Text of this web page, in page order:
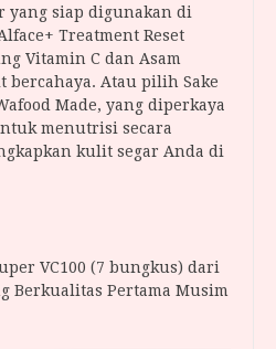
yang siap digunakan di
Treatment Reset
Vitamin C dan Asam
Atau pilih Sake
Made, yang diperkaya
menutrisi secara
kulit segar Anda di
VC100 (7 bungkus) dari
Berkualitas Pertama Musim